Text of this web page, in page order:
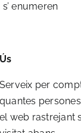
enumeren
Ús
Serveix per
quantes
el web rastrejant